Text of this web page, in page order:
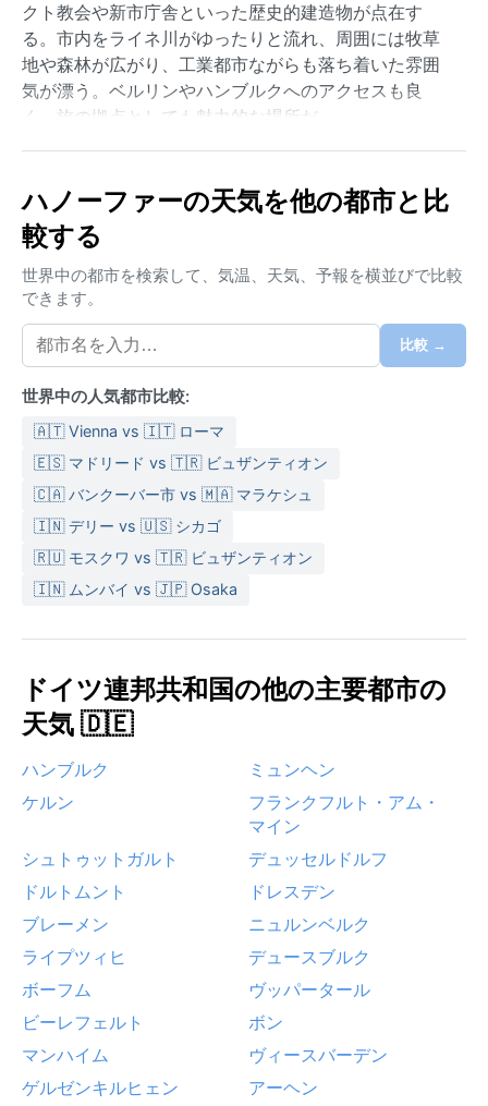
クト教会や新市庁舎といった歴史的建造物が点在す
る。市内をライネ川がゆったりと流れ、周囲には牧草
地や森林が広がり、工業都市ながらも落ち着いた雰囲
気が漂う。ベルリンやハンブルクへのアクセスも良
く、旅の拠点としても魅力的な場所だ。
気候区分は西岸海洋性気候（Cfb）に属し、年間を通じ
前後で、30℃を超えることはめったになく、過ごしや
すい。冬は0℃前後まで冷え込むが、極端な低温は稀
約700ミリと比較的均等に分布し、湿度は年間を通じ
て高い。パッキングには、夏は薄手の長袖と羽織りも
の、冬は防寒コートに加え、防水性のある靴や傘が欠
かせない。
旅行に最適な時期は、日照時間が長く快適な5月から9
月である。特に6月から8月は野外イベントも多く、市
内の公園や庭園を存分に楽しめる。秋は霧が発生しや
の季節は独特の風情がある。春は気温の変動が大き
く、突然の雨に見舞われることもある。特筆すべき気
象現象としては、秋から冬にかけてライネ川流域に発
生する濃い霧があり、街を幻想的な雰囲気に包むこと
ハノーファーの天気を他の都市と比
較する
世界中の都市を検索して、気温、天気、予報を横並びで比較
できます。
比較 →
世界中の人気都市比較:
🇦🇹 Vienna vs 🇮🇹 ローマ
🇪🇸 マドリード vs 🇹🇷 ビュザンティオン
🇨🇦 バンクーバー市 vs 🇲🇦 マラケシュ
🇮🇳 デリー vs 🇺🇸 シカゴ
🇷🇺 モスクワ vs 🇹🇷 ビュザンティオン
🇮🇳 ムンバイ vs 🇯🇵 Osaka
ドイツ連邦共和国の他の主要都市の
天気 🇩🇪
ハンブルク
ミュンヘン
ケルン
フランクフルト・アム・
マイン
シュトゥットガルト
デュッセルドルフ
ドルトムント
ドレスデン
ブレーメン
ニュルンベルク
ライプツィヒ
デュースブルク
ボーフム
ヴッパータール
ビーレフェルト
ボン
マンハイム
ヴィースバーデン
ゲルゼンキルヒェン
アーヘン